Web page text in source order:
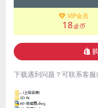
VIP会员
18金币
下载遇到问题？可联系客服